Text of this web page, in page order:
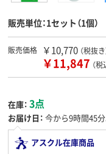
販売単位：1セット（1個）
販売価格 ￥10,770 （税抜き
￥11,847 （税
在庫： 3点
お届け日： 今から9時間45分
アスクル在庫商品